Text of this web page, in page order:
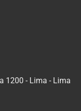
1200 - Lima - Lima